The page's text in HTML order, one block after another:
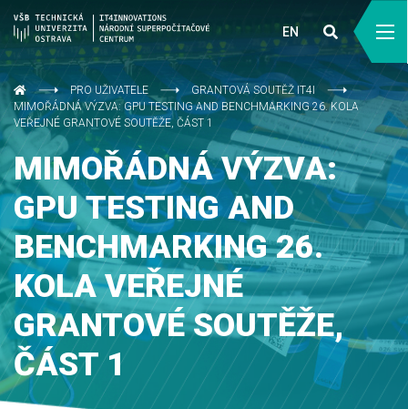
EN
PRO UŽIVATELE
GRANTOVÁ SOUTĚŽ IT4I
MIMOŘÁDNÁ VÝZVA: GPU TESTING AND BENCHMARKING 26. KOLA
VEŘEJNÉ GRANTOVÉ SOUTĚŽE, ČÁST 1
MIMOŘÁDNÁ VÝZVA:
GPU TESTING AND
BENCHMARKING 26.
KOLA VEŘEJNÉ
GRANTOVÉ SOUTĚŽE,
ČÁST 1